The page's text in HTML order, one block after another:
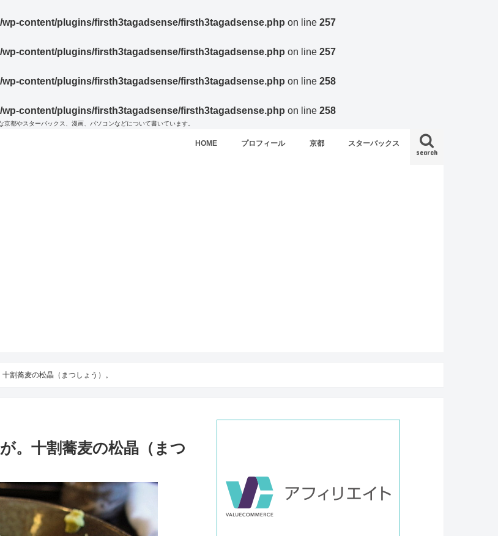
content/plugins/firsth3tagadsense/firsth3tagadsense.php on line 257
content/plugins/firsth3tagadsense/firsth3tagadsense.php on line 257
content/plugins/firsth3tagadsense/firsth3tagadsense.php on line 258
content/plugins/firsth3tagadsense/firsth3tagadsense.php on line 258
京都やスターバックス、漫画、パソコンなどについて書いています。
search
HOME プロフィール 京都 スターバックス
割蕎麦の松晶（まつしょう）。
。十割蕎麦の松晶（まつ